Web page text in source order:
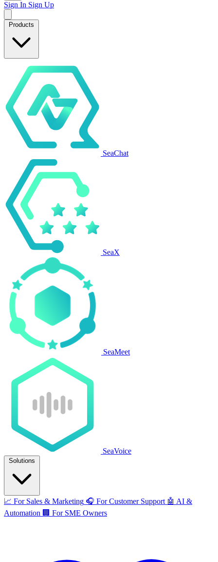
Sign In Sign Up
Products
SeaChat
SeaX
SeaMeet
SeaVoice
Solutions
📈 For Sales & Marketing 🎧 For Customer Support 🤖 AI &
Automation 🏢 For SME Owners